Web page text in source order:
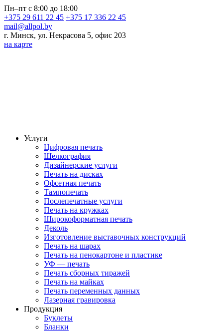
Пн–пт с 8:00 до 18:00
+375 29 611 22 45 +375 17 336 22 45
mail@allpol.by
г. Минск, ул. Некрасова 5, офис 203
на карте
Услуги
Цифровая печать
Шелкография
Дизайнерские услуги
Печать на дисках
Офсетная печать
Тампопечать
Послепечатные услуги
Печать на кружках
Широкоформатная печать
Деколь
Изготовление выставочных конструкций
Печать на шарах
Печать на пенокартоне и пластике
УФ — печать
Печать сборных тиражей
Печать на майках
Печать переменных данных
Лазерная гравировка
Продукция
Буклеты
Бланки